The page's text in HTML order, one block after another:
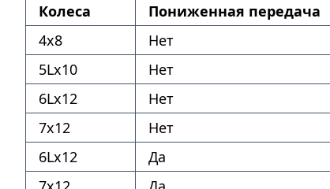
Колеса Пониженная передача
4х8
Нет
5Lх10
Нет
6Lх12
Нет
7х12
Нет
6Lх12
Да